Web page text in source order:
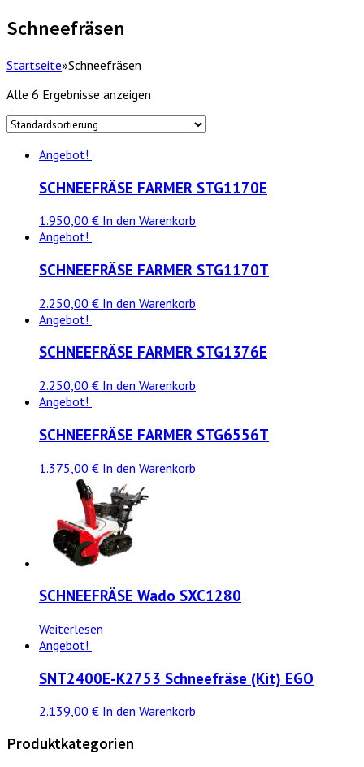
Schneefräsen
Startseite»Schneefräsen
Alle 6 Ergebnisse anzeigen
Angebot!
SCHNEEFRÄSE FARMER STG1170E
1.950,00 € In den Warenkorb
Angebot!
SCHNEEFRÄSE FARMER STG1170T
2.250,00 € In den Warenkorb
Angebot!
SCHNEEFRÄSE FARMER STG1376E
2.250,00 € In den Warenkorb
Angebot!
SCHNEEFRÄSE FARMER STG6556T
1.375,00 € In den Warenkorb
SCHNEEFRÄSE Wado SXC1280
Weiterlesen
Angebot!
SNT2400E-K2753 Schneefräse (Kit) EGO
2.139,00 € In den Warenkorb
Produktkategorien